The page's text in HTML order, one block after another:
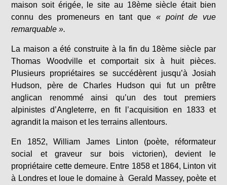
maison soit érigée, le site au 18ème siècle était bien
connu des promeneurs en tant que « point de vue
remarquable ».
La maison a été construite à la fin du 18ème siècle par
Thomas Woodville et comportait six à huit pièces.
Plusieurs propriétaires se succédèrent jusqu’à Josiah
Hudson, père de Charles Hudson qui fut un prêtre
anglican renommé ainsi qu’un des tout premiers
alpinistes d’Angleterre, en fit l’acquisition en 1833 et
agrandit la maison et les terrains allentours.
En 1852, William James Linton (poète, réformateur
social et graveur sur bois victorien), devient le
propriétaire cette demeure. Entre 1858 et 1864, Linton vit
à Londres et loue le domaine à Gerald Massey, poète et